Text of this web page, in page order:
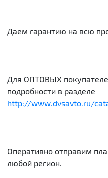
Даем гарантию на всю
Для ОПТОВЫХ
подробности в разделе
http://www.dvsavto.ru/
Оперативно отправим
любой регион.